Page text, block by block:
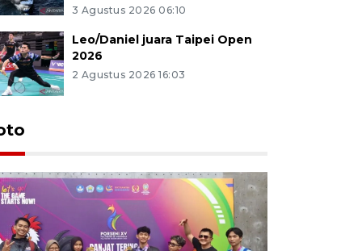
3 Agustus 2026 06:10
Leo/Daniel juara Taipei Open
2026
2 Agustus 2026 16:03